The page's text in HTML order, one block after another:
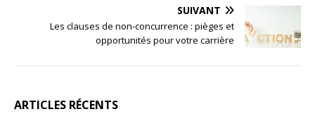
SUIVANT
Les clauses de non-concurrence : pièges et
opportunités pour votre carrière
ARTICLES RÉCENTS